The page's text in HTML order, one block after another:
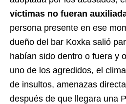
víctimas no fueran
persona presente en ese
dueño del bar Koxka salió
habían sido dentro o fuera y
uno de los agredidos, el
de insultos, amenazas
después de que llegara una